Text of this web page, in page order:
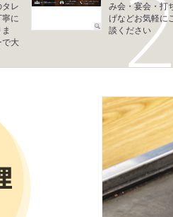
レ
に
で大
み会・宴会・打
げなどお気軽に
談ください